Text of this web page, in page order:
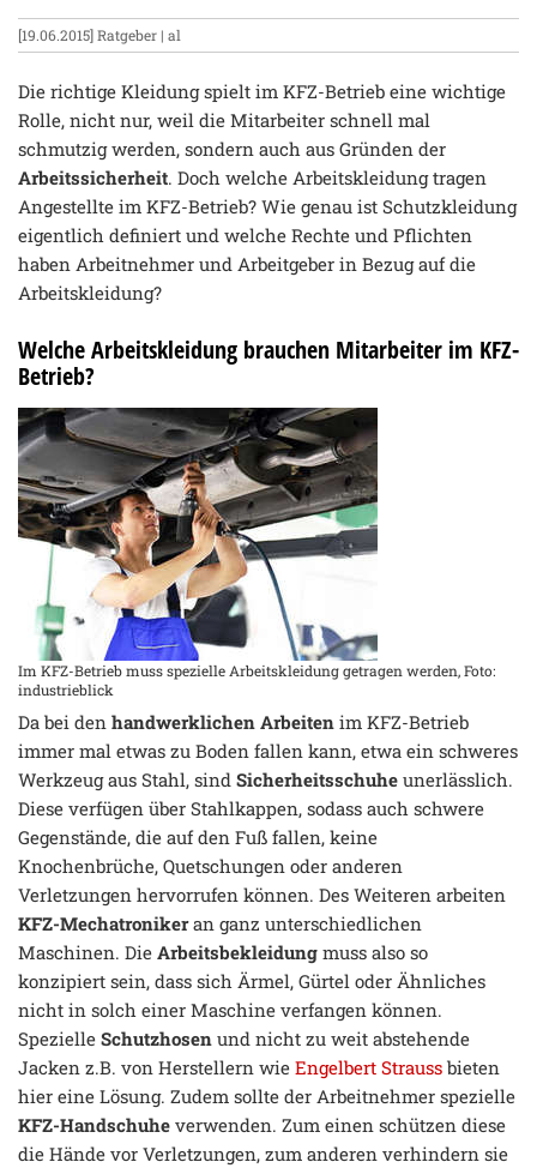
[19.06.2015]Ratgeber | al
Die richtige Kleidung spielt im KFZ-Betrieb eine wichtige
Rolle, nicht nur, weil die Mitarbeiter schnell mal
schmutzig werden, sondern auch aus Gründen der
Arbeitssicherheit. Doch welche Arbeitskleidung tragen
Angestellte im KFZ-Betrieb? Wie genau ist Schutzkleidung
eigentlich definiert und welche Rechte und Pflichten
haben Arbeitnehmer und Arbeitgeber in Bezug auf die
Arbeitskleidung?
Welche Arbeitskleidung brauchen Mitarbeiter im KFZ-
Betrieb?
Im KFZ-Betrieb muss spezielle Arbeitskleidung getragen werden, Foto:
industrieblick
Da bei den handwerklichen Arbeiten im KFZ-Betrieb
immer mal etwas zu Boden fallen kann, etwa ein schweres
Werkzeug aus Stahl, sind Sicherheitsschuhe unerlässlich.
Diese verfügen über Stahlkappen, sodass auch schwere
Gegenstände, die auf den Fuß fallen, keine
Knochenbrüche, Quetschungen oder anderen
Verletzungen hervorrufen können. Des Weiteren arbeiten
KFZ-Mechatronikeran ganz unterschiedlichen
Maschinen. Die Arbeitsbekleidung muss also so
konzipiert sein, dass sich Ärmel, Gürtel oder Ähnliches
nicht in solch einer Maschine verfangen können.
Spezielle Schutzhosen und nicht zu weit abstehende
Jacken z.B. von Herstellern wie Engelbert Strauss bieten
hier eine Lösung. Zudem sollte der Arbeitnehmer spezielle
KFZ-Handschuhe verwenden. Zum einen schützen diese
die Hände vor Verletzungen, zum anderen verhindern sie